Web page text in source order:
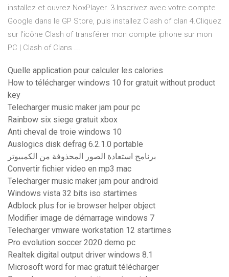
installez et ouvrez NoxPlayer. 3.Inscrivez avec votre compte
Google dans le GP Store, puis installez Clash of clan 4.Cliquez
sur l'icône Clash of transférer mon compte iphone sur mon
PC | Clash of Clans ...
Quelle application pour calculer les calories
How to télécharger windows 10 for gratuit without product
key
Telecharger music maker jam pour pc
Rainbow six siege gratuit xbox
Anti cheval de troie windows 10
Auslogics disk defrag 6.2.1.0 portable
برنامج استعادة الصور المحذوفة من الكمبيوتر
Convertir fichier video en mp3 mac
Telecharger music maker jam pour android
Windows vista 32 bits iso startimes
Adblock plus for ie browser helper object
Modifier image de démarrage windows 7
Telecharger vmware workstation 12 startimes
Pro evolution soccer 2020 demo pc
Realtek digital output driver windows 8.1
Microsoft word for mac gratuit télécharger